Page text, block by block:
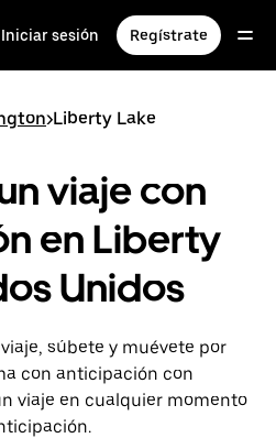
Iniciar sesión Regístrate
>Liberty Lake
viaje con
en Liberty
Unidos
súbete y muévete por
con anticipación con
viaje en cualquier momento